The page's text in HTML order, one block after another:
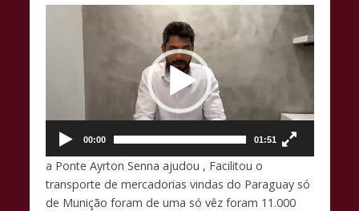
Tocador
00:00 01:51
a Ponte Ayrton Senna ajudou , Facilitou o
transporte de mercadorias vindas do Paraguay só
de Munição foram de uma só vêz foram 11.000